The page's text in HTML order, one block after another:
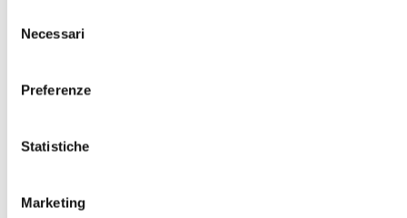
delNecessari
Preferenze
Statistiche
Marketing